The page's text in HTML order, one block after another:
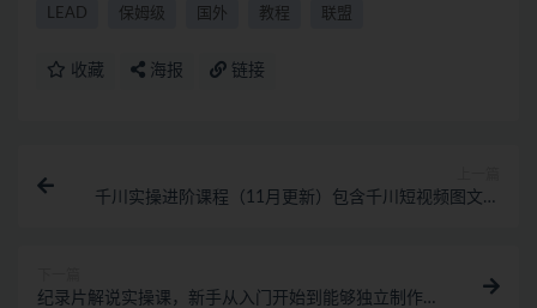
LEAD 保姆级 国外 教程 联盟
收藏 海报 链接
千川实操进阶课程（11月更新）包含千川短视频图文、
纪录片解说实操课，新手从入门开始到能够独立制作视